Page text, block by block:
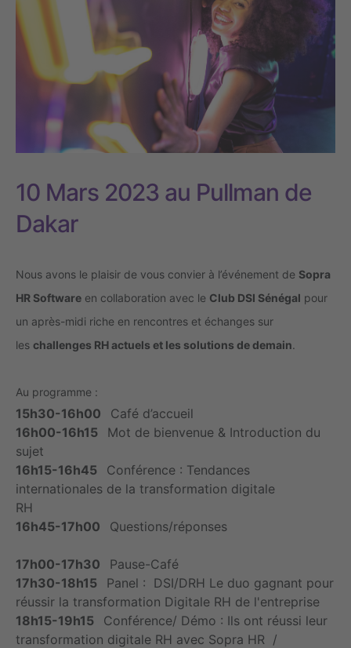
10 Mars 2023 au Pullman de
Dakar
Nous avons le plaisir de vous convier à l’événement de Sopra
HR Software en collaboration avec le Club DSI Sénégal pour
un après-midi riche en rencontres et échanges sur
les challenges RH actuels et les solutions de demain.
Au programme :
15h30-16h00 Café d’accueil
16h00-16h15 Mot de bienvenue & Introduction du
sujet
16h15-16h45 Conférence : Tendances
internationales de la transformation digitale
RH
16h45-17h00 Questions/réponses
17h00-17h30 Pause-Café
17h30-18h15 Panel : DSI/DRH Le duo gagnant pour
réussir la transformation Digitale RH de l'entreprise
18h15-19h15 Conférence/ Démo : Ils ont réussi leur
transformation digitale RH avec Sopra HR /